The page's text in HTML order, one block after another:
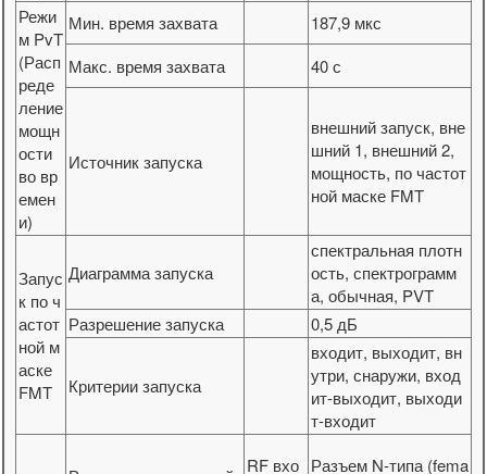
Режи
м PvT
(Расп
реде
ление
мощн
ости
во вр
емен
и)
Мин. время захвата
187,9 мкс
Макс. время захвата
40 с
Источник запуска
внешний запуск, вне
шний 1, внешний 2,
мощность, по частот
ной маске FMT
Запус
к по ч
астот
ной м
аске
FMT
Диаграмма запуска
спектральная плотн
ость, спектрограмм
а, обычная, PVT
Разрешение запуска
0,5 дБ
Критерии запуска
входит, выходит, вн
утри, снаружи, вход
ит-выходит, выходи
т-входит
RF вхо Разъем N-типа (fema